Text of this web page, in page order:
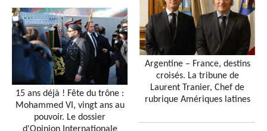
15 ans déjà ! Fête du trône :
Mohammed VI, vingt ans au
pouvoir. Le dossier
d'Opinion Internationale
Argentine – France, destins
croisés. La tribune de
Laurent Tranier, Chef de
rubrique Amériques latines